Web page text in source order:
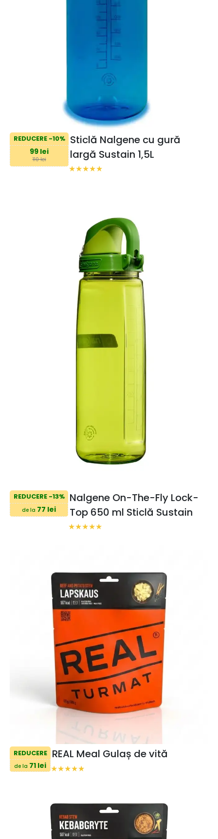
REDUCERE -10%
99 lei
110 lei
Sticlă Nalgene cu gură
largă Sustain 1,5L
REDUCERE -13%
de la 77 lei
Nalgene On-The-Fly Lock-
Top 650 ml Sticlă Sustain
REDUCERE
de la 71 lei
REAL Meal Gulaș de vită